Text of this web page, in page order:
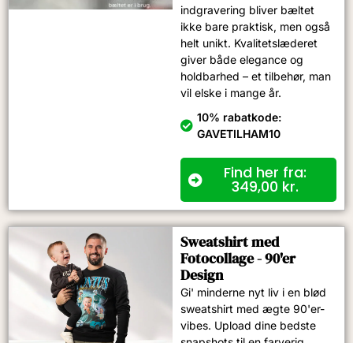
indgravering bliver bæltet
ikke bare praktisk, men også
helt unikt. Kvalitetslæderet
giver både elegance og
holdbarhed – et tilbehør, man
vil elske i mange år.
10% rabatkode:
GAVETILHAM10
Find her fra:
349,00 kr.
Sweatshirt med
Fotocollage - 90'er
Design
Gi' minderne nyt liv i en blød
sweatshirt med ægte 90'er-
vibes. Upload dine bedste